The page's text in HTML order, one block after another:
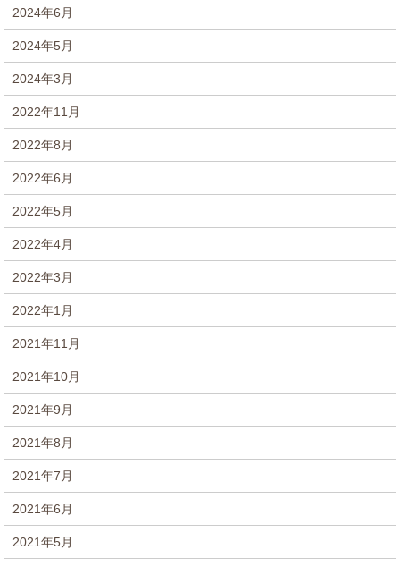
2024年6月
2024年5月
2024年3月
2022年11月
2022年8月
2022年6月
2022年5月
2022年4月
2022年3月
2022年1月
2021年11月
2021年10月
2021年9月
2021年8月
2021年7月
2021年6月
2021年5月